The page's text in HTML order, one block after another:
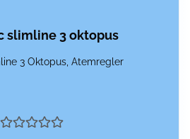
3 Ok­to­pus, Atem­reg­ler